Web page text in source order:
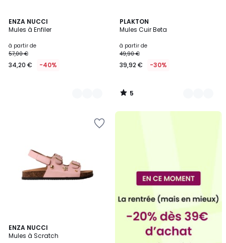
ENZA NUCCI
Mules à Enfiler
à partir de
57,00 €
34,20 € -40%
2
Couleurs
PLAKTON
Mules Cuir Beta
à partir de
49,90 €
39,92 € -30%
5
/
10
Couleurs
5
/
ENZA NUCCI
Mules à Scratch
2
Couleurs